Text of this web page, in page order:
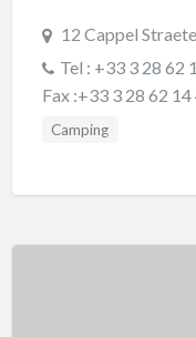
12 Cappel
Tel : +33 3 28 62
Fax :+33 3 28 62 14
Camping